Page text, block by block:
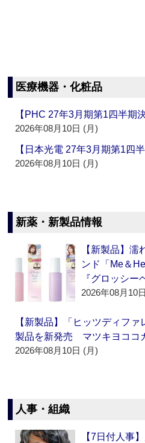
医療機器・化粧品
【PHC 27年3月期第1四半期
2026年08月10日 (月)
【日本光電 27年3月期第1四
2026年08月10日 (月)
新薬・新製品情報
【新製品】
ンド「Me＆
『グロッシー
2026年08月10
【新製品】「ヒッツディフ
製品を新発売 マツキヨココ
2026年08月10日 (月)
人事・組織
【7日付人事